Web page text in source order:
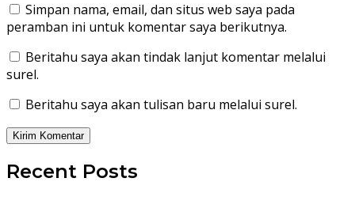
Simpan nama, email, dan situs web saya pada
peramban ini untuk komentar saya berikutnya.
Beritahu saya akan tindak lanjut komentar melalui
surel.
Beritahu saya akan tulisan baru melalui surel.
Recent Posts